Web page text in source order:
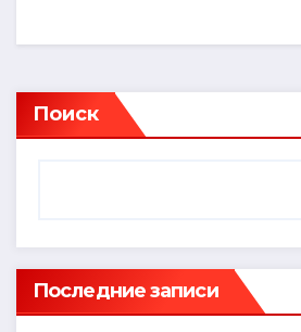
Поиск
Последние записи